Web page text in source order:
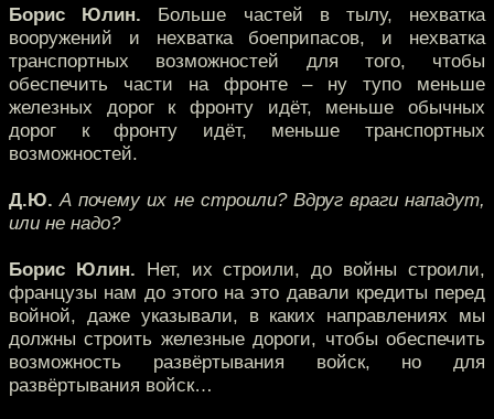
Борис Юлин. Больше частей в тылу, нехватка
вооружений и нехватка боеприпасов, и нехватка
транспортных возможностей для того, чтобы
обеспечить части на фронте – ну тупо меньше
железных дорог к фронту идёт, меньше обычных
дорог к фронту идёт, меньше транспортных
возможностей.
Д.Ю. А почему их не строили? Вдруг враги нападут,
или не надо?
Борис Юлин. Нет, их строили, до войны строили,
французы нам до этого на это давали кредиты перед
войной, даже указывали, в каких направлениях мы
должны строить железные дороги, чтобы обеспечить
возможность развёртывания войск, но для
развёртывания войск…